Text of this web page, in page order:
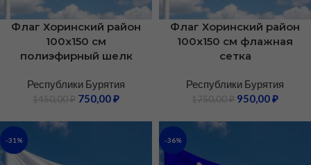
Флаг Хоринский район
100х150 см
полиэфирный шелк
Республики Бурятия
1450,00₽ 750,00₽
Флаг Хоринский район
100х150 см флажная
сетка
Республики Бурятия
1750,00₽ 950,00₽
-31% -36%